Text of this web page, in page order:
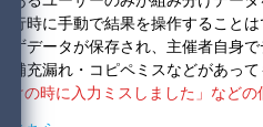
行時に手動で結果を操作すること
ずデータが保存され、主催者自身
補充漏れ・コピペミスなどがあっ
けの時に入力ミスしました」など